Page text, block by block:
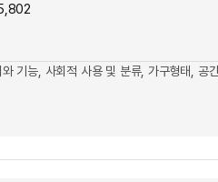
능, 사회적 사용 및 분류, 가구형태, 공